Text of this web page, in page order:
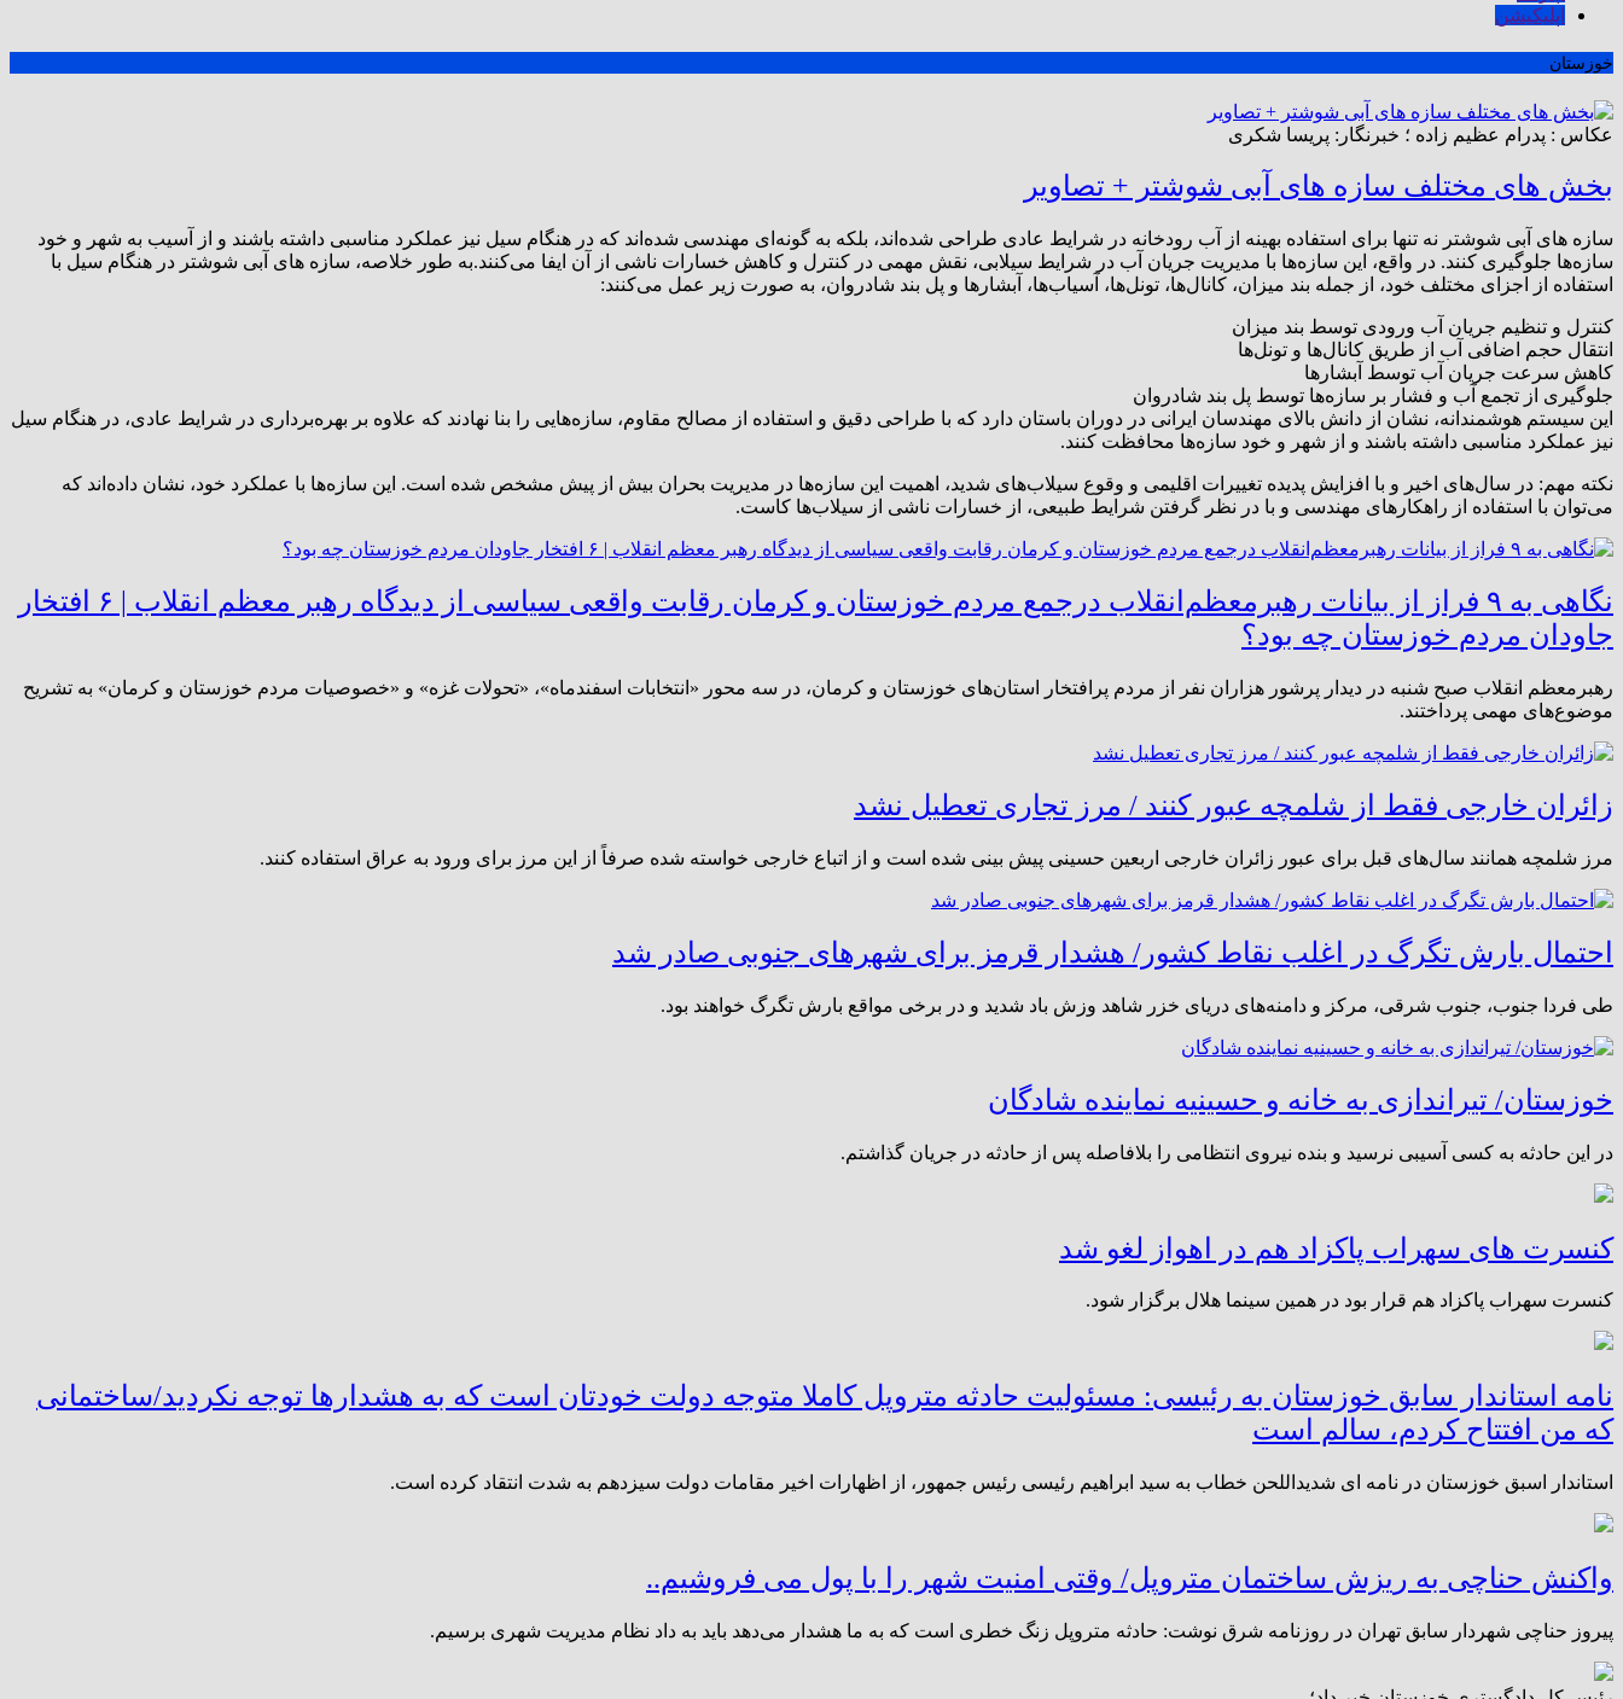
اپلیکیشن
خوزستان
عکاس : پدرام عظیم زاده ؛ خبرنگار: پریسا شکری
بخش های مختلف سازه های آبی شوشتر + تصاویر
سازه های آبی شوشتر نه تنها برای استفاده بهینه از آب رودخانه در شرایط عادی طراحی شده‌اند، بلکه به گونه‌ای مهندسی شده‌اند که در هنگام سیل نیز عملکرد مناسبی داشته باشند و از آسیب به شهر و خود
سازه‌ها جلوگیری کنند. در واقع، این سازه‌ها با مدیریت جریان آب در شرایط سیلابی، نقش مهمی در کنترل و کاهش خسارات ناشی از آن ایفا می‌کنند.به طور خلاصه، سازه های آبی شوشتر در هنگام سیل با
استفاده از اجزای مختلف خود، از جمله بند میزان، کانال‌ها، تونل‌ها، آسیاب‌ها، آبشارها و پل بند شادروان، به صورت زیر عمل می‌کنند:
کنترل و تنظیم جریان آب ورودی توسط بند میزان
انتقال حجم اضافی آب از طریق کانال‌ها و تونل‌ها
کاهش سرعت جریان آب توسط آبشارها
جلوگیری از تجمع آب و فشار بر سازه‌ها توسط پل بند شادروان
این سیستم هوشمندانه، نشان از دانش بالای مهندسان ایرانی در دوران باستان دارد که با طراحی دقیق و استفاده از مصالح مقاوم، سازه‌هایی را بنا نهادند که علاوه بر بهره‌برداری در شرایط عادی، در هنگام سیل
نیز عملکرد مناسبی داشته باشند و از شهر و خود سازه‌ها محافظت کنند.
نکته مهم: در سال‌های اخیر و با افزایش پدیده تغییرات اقلیمی و وقوع سیلاب‌های شدید، اهمیت این سازه‌ها در مدیریت بحران بیش از پیش مشخص شده است. این سازه‌ها با عملکرد خود، نشان داده‌اند که
می‌توان با استفاده از راهکارهای مهندسی و با در نظر گرفتن شرایط طبیعی، از خسارات ناشی از سیلاب‌ها کاست.
نگاهی به ۹ فراز از بیانات رهبرمعظم‌انقلاب درجمع مردم خوزستان و کرمان رقابت واقعی سیاسی از دیدگاه رهبر معظم‌ انقلاب | ۶ افتخار
جاودان مردم خوزستان چه بود؟
رهبرمعظم انقلاب صبح شنبه در دیدار پرشور هزاران نفر از مردم پرافتخار استان‌های خوزستان و کرمان، در سه محور «انتخابات اسفندماه»، «تحولات غزه» و «خصوصیات مردم خوزستان و کرمان» به تشریح
موضوع‌های مهمی پرداختند.
زائران خارجی فقط از شلمچه عبور کنند / مرز تجاری تعطیل نشد
مرز شلمچه همانند سال‌های قبل برای عبور زائران خارجی اربعین حسینی پیش بینی شده است و از اتباع خارجی خواسته شده صرفاً از این مرز برای ورود به عراق استفاده کنند.
احتمال بارش تگرگ در اغلب نقاط کشور/ هشدار قرمز برای شهر‌های جنوبی صادر شد
طی فردا جنوب، جنوب شرقی، مرکز و دامنه‌های دریای خزر شاهد وزش باد شدید و در برخی مواقع بارش تگرگ خواهند بود.
خوزستان/ تیراندازی به خانه و حسینیه نماینده شادگان
در این حادثه به کسی آسیبی نرسید و بنده نیروی انتظامی را بلافاصله پس از حادثه در جریان گذاشتم.
کنسرت های سهراب پاکزاد هم در اهواز لغو شد
کنسرت سهراب پاکزاد هم قرار بود در همین سینما هلال برگزار شود.
نامه استاندار سابق خوزستان به رئیسی: مسئولیت حادثه متروپل کاملا متوجه دولت خودتان است که به هشدارها توجه نکردید/ساختمانی
که من افتتاح کردم، سالم است
استاندار اسبق خوزستان در نامه ای شدیداللحن خطاب به سید ابراهیم رئیسی رئیس جمهور، از اظهارات اخیر مقامات دولت سیزدهم به شدت انتقاد کرده است.
واکنش حناچی به ریزش ساختمان متروپل/ وقتی امنیت شهر را با پول می فروشیم..
پیروز حناچی شهردار سابق تهران در روزنامه شرق نوشت: حادثه متروپل زنگ خطری است که به ما هشدار می‌دهد باید به داد نظام مدیریت شهری برسیم.